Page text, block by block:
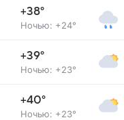
+38°
Ночью: +24°
+39°
Ночью: +23°
+40°
Ночью: +23°